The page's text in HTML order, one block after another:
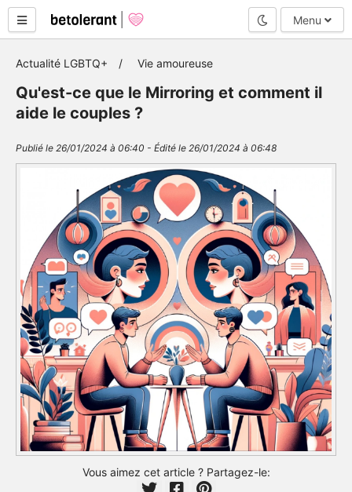
Mode nuit
Menu
Actualité LGBTQ+ Vie amoureuse
Qu'est-ce que le Mirroring et comment il
aide le couples ?
Publié le 26/01/2024 à 06:40 - Édité le 26/01/2024 à 06:48
Vous aimez cet article ? Partagez-le: